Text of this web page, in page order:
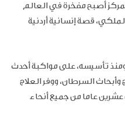
أصبح مفخرة في العالم
قصة إنسانية أردنية
تأسيسه، على مواكبة أحدث
السرطان، ووفر العلاج
عشرين عاما من جميع أنحاء